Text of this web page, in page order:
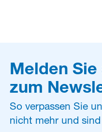
Melden
zum
So verpassen Sie
nicht mehr und